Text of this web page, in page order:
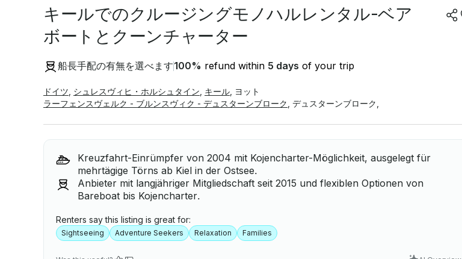
キールでのクルージングモノハルレンタル-ベア
ボートとクーンチャーター
船長手配の有無を選べます100% refund within 5 days of your trip
ドイツ シュレスヴィヒ・ホルシュタイン キール
ラーフェンスヴェルク - ブルンスヴィク - デュスターンブローク デュスターンブローク
ヨット
Kreuzfahrt-Einrümpfer von 2004 mit Kojencharter-Möglichkeit, ausgelegt für
mehrtägige Törns ab Kiel in der Ostsee.
Anbieter mit langjähriger Mitgliedschaft seit 2015 und flexiblen Optionen von
Bareboat bis Kojencharter.
Renters say this listing is great for:
Sightseeing Adventure Seekers Relaxation Families